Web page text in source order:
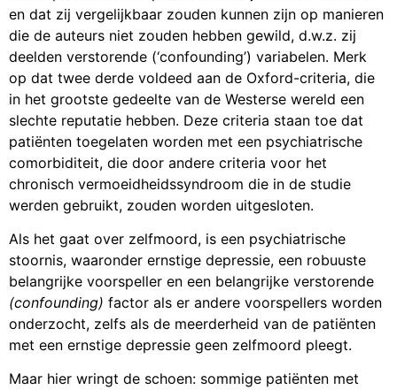
en dat zij vergelijkbaar zouden kunnen zijn op manieren
die de auteurs niet zouden hebben gewild, d.w.z. zij
deelden verstorende (‘confounding’) variabelen. Merk
op dat twee derde voldeed aan de Oxford-criteria, die
in het grootste gedeelte van de Westerse wereld een
slechte reputatie hebben. Deze criteria staan toe dat
patiënten toegelaten worden met een psychiatrische
comorbiditeit, die door andere criteria voor het
chronisch vermoeidheidssyndroom die in de studie
werden gebruikt, zouden worden uitgesloten.
Als het gaat over zelfmoord, is een psychiatrische
stoornis, waaronder ernstige depressie, een robuuste
belangrijke voorspeller en een belangrijke verstorende
(confounding) factor als er andere voorspellers worden
onderzocht, zelfs als de meerderheid van de patiënten
met een ernstige depressie geen zelfmoord pleegt.
Maar hier wringt de schoen: sommige patiënten met